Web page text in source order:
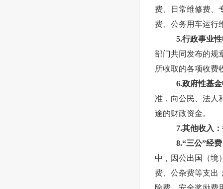
费、日常维修费、
费、公务用车运行
5.行政事业
部门共同发布的规
所收取的各项收费
6.政府性基
准，向公民、法人
途的财政资金。
7.其他收入：
8.“三公”经费
中，因公出国（境
费、公杂费等支出